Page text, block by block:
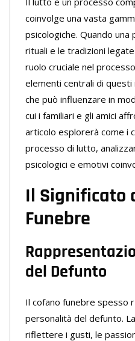
coinvolge una vasta
psicologiche. Quando una
rituali e le tradizioni
ruolo cruciale nel
elementi centrali di
che può influenzare in
cui i familiari e gli amici
articolo esplorerà come i
processo di lutto,
psicologici e emotivi
Il Significato
Funebre
del Defunto
Il cofano funebre spesso
personalità del defunto.
riflettere i gusti, le